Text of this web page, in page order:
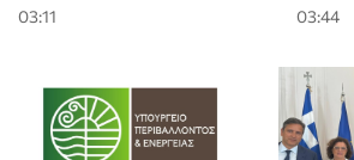
03:11
03:44